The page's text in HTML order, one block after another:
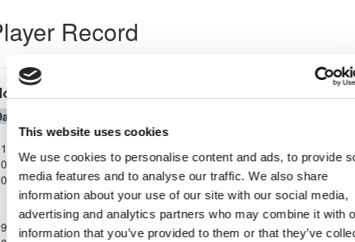
This website uses cookies
We use cookies to personalise content and ads, to provide
media features and to analyse our traffic. We also share
information about your use of our site with our social media,
advertising and analytics partners who may combine it with
information that you’ve provided to them or that they’ve
Record
Πρωτάθλημα Γ΄ Κατηγορίας 2022/23
Παγκύπριο
Γ΄
Κατηγορίας
2022/23
ΑΣΠΙΣ ΠΥΛΑΣ0 0APONA
ANAGIIAS
19' 79'
Παγκύπριο
Πρωτάθλημα
ΗΡΑΚΛΗΣ